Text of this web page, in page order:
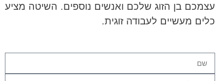
עצמכם בן הזוג שלכם ואנשים נוספים. השיטה מציע
כלים מעשיים לעבודה זוגית.